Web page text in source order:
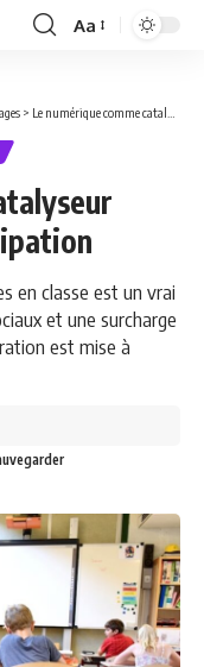
Font
Aa
> Le numérique comme catalyseur d’attention et de participation
en classe est un vrai
et une surcharge
est mise à